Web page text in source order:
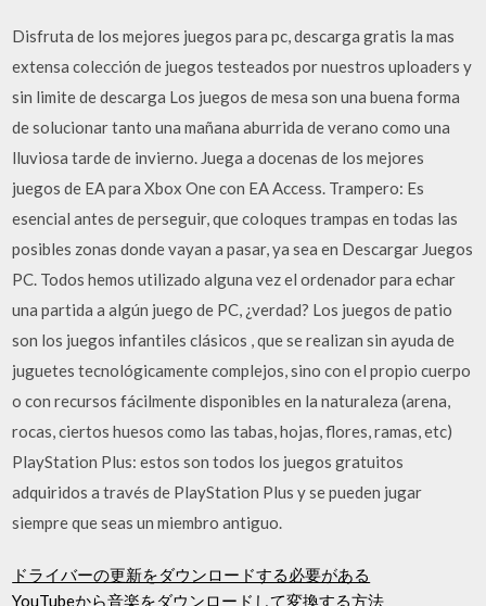
Disfruta de los mejores juegos para pc, descarga gratis la mas
extensa colección de juegos testeados por nuestros uploaders y
sin limite de descarga Los juegos de mesa son una buena forma
de solucionar tanto una mañana aburrida de verano como una
lluviosa tarde de invierno. Juega a docenas de los mejores
juegos de EA para Xbox One con EA Access. Trampero: Es
esencial antes de perseguir, que coloques trampas en todas las
posibles zonas donde vayan a pasar, ya sea en Descargar Juegos
PC. Todos hemos utilizado alguna vez el ordenador para echar
una partida a algún juego de PC, ¿verdad? Los juegos de patio
son los juegos infantiles clásicos , que se realizan sin ayuda de
juguetes tecnológicamente complejos, sino con el propio cuerpo
o con recursos fácilmente disponibles en la naturaleza (arena,
rocas, ciertos huesos como las tabas, hojas, flores, ramas, etc)
PlayStation Plus: estos son todos los juegos gratuitos
adquiridos a través de PlayStation Plus y se pueden jugar
siempre que seas un miembro antiguo.
ドライバーの更新をダウンロードする必要がある
YouTubeから音楽をダウンロードして変換する方法